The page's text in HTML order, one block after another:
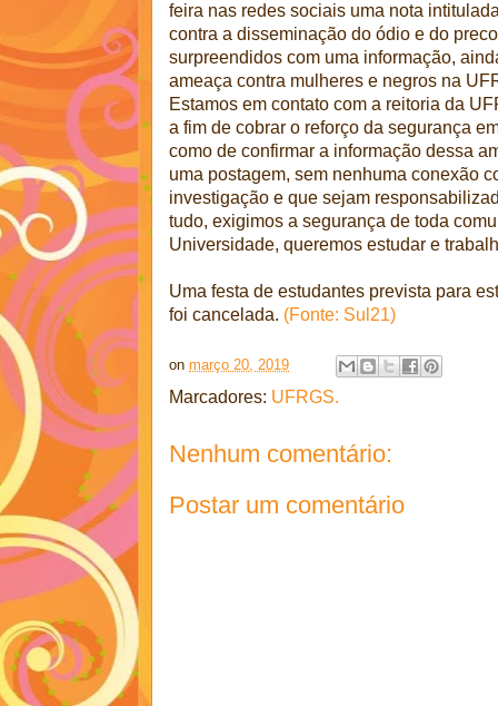
feira nas redes sociais uma nota
contra a disseminação do ódio e do
surpreendidos com uma informação,
ameaça contra mulheres e negros na
Estamos em contato com a reitoria da
a fim de cobrar o reforço da segurança
como de confirmar a informação dessa
uma postagem, sem nenhuma conexão
investigação e que sejam
tudo, exigimos a segurança de toda
Universidade, queremos estudar e
Uma festa de estudantes prevista para
foi cancelada. (Fonte: Sul21)
on março 20, 2019
Marcadores: UFRGS.
Nenhum comentário:
Postar um comentário